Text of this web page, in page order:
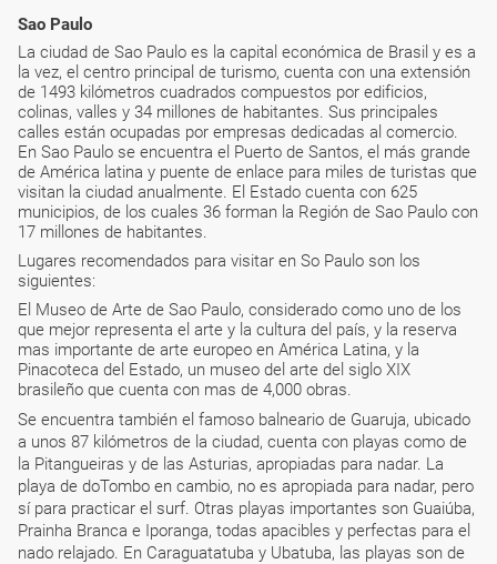
Sao Paulo
La ciudad de Sao Paulo es la capital económica de Brasil y es a
la vez, el centro principal de turismo, cuenta con una extensión
de 1493 kilómetros cuadrados compuestos por edificios,
colinas, valles y 34 millones de habitantes. Sus principales
calles están ocupadas por empresas dedicadas al comercio.
En Sao Paulo se encuentra el Puerto de Santos, el más grande
de América latina y puente de enlace para miles de turistas que
visitan la ciudad anualmente. El Estado cuenta con 625
municipios, de los cuales 36 forman la Región de Sao Paulo con
17 millones de habitantes.
Lugares recomendados para visitar en So Paulo son los
siguientes:
El Museo de Arte de Sao Paulo, considerado como uno de los
que mejor representa el arte y la cultura del país, y la reserva
mas importante de arte europeo en América Latina, y la
Pinacoteca del Estado, un museo del arte del siglo XIX
brasileño que cuenta con mas de 4,000 obras.
Se encuentra también el famoso balneario de Guaruja, ubicado
a unos 87 kilómetros de la ciudad, cuenta con playas como de
la Pitangueiras y de las Asturias, apropiadas para nadar. La
playa de doTombo en cambio, no es apropiada para nadar, pero
sí para practicar el surf. Otras playas importantes son Guaiúba,
Prainha Branca e Iporanga, todas apacibles y perfectas para el
nado relajado. En Caraguatatuba y Ubatuba, las playas son de